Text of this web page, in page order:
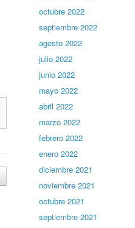
octubre 2022
septiembre 2022
agosto 2022
julio 2022
junio 2022
mayo 2022
abril 2022
marzo 2022
febrero 2022
enero 2022
diciembre 2021
noviembre 2021
octubre 2021
septiembre 2021